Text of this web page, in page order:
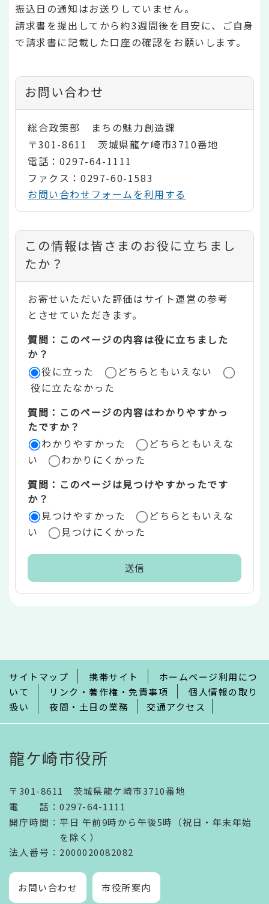
振込日の通知はお送りしていません。
請求書を提出してから約3週間後を目安に、ご自身
で請求書に記載した口座の確認をお願いします。
お問い合わせ
総合政策部 まちの魅力創造課
〒301-8611 茨城県龍ケ崎市3710番地
電話：0297-64-1111
ファクス：0297-60-1583
お問い合わせフォームを利用する
コ
ン
テ
ン
ツ
評
価
リ
ア
この情報は皆さまのお役に立ちまし
たか？
お寄せいただいた評価はサイト運営の参考
とさせていただきます。
質問：このページの内容は役に立ちました
か？
役に立った
どちらともいえない
役に立たなかった
質問：このページの内容はわかりやすかっ
たですか？
わかりやすかった
どちらともいえな
い
わかりにくかった
質問：このページは見つけやすかったです
か？
見つけやすかった
どちらともいえな
い
見つけにくかった
で
サイトマップ 携帯サイト
ホームページ利用につ
いて
リンク・著作権・免責事項
個人情報の取り
扱い
夜間・土日の業務 交通アクセス
龍ケ崎市役所
〒301-8611 茨城県龍ケ崎市3710番地
電話 ： 0297-64-1111
開庁時間 ： 平日 午前9時から午後5時（祝日・年末年始
を除く）
法人番号 ：2000020082082
お問い合わせ 市役所案内